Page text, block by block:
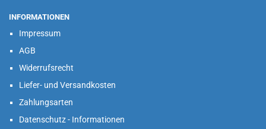
INFORMATIONEN
Impressum
AGB
Widerrufsrecht
Liefer- und Versandkosten
Zahlungsarten
Datenschutz - Informationen